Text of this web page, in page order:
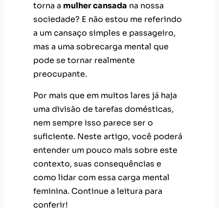
torna a mulher cansada na nossa
sociedade? E não estou me referindo
a um cansaço simples e passageiro,
mas a uma sobrecarga mental que
pode se tornar realmente
preocupante.
Por mais que em muitos lares já haja
uma divisão de tarefas domésticas,
nem sempre isso parece ser o
suficiente. Neste artigo, você poderá
entender um pouco mais sobre este
contexto, suas consequências e
como lidar com essa carga mental
feminina. Continue a leitura para
conferir!